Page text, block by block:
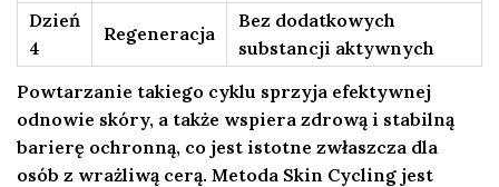
Dzień
4
Regeneracja
Bez dodatkowych
substancji aktywnych
Powtarzanie takiego cyklu sprzyja efektywnej
odnowie skóry, a także wspiera zdrową i stabilną
barierę ochronną, co jest istotne zwłaszcza dla
osób z wrażliwą cerą. Metoda Skin Cycling jest